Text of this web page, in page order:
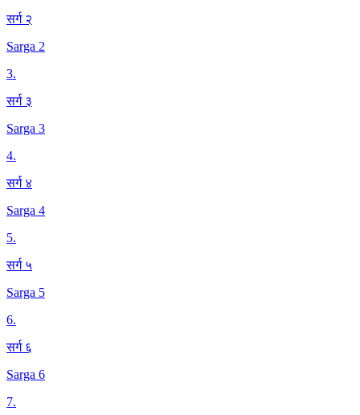
सर्ग २
Sarga 2
3.
सर्ग ३
Sarga 3
4.
सर्ग ४
Sarga 4
5.
सर्ग ५
Sarga 5
6.
सर्ग ६
Sarga 6
7.